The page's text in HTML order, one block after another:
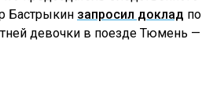
Бастрыкин запросил доклад по
девочки в поезде Тюмень —